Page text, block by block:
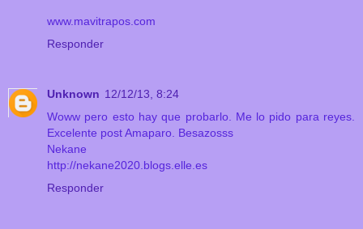
www.mavitrapos.com
Responder
Unknown 12/12/13, 8:24
Woww pero esto hay que probarlo. Me lo pido para reyes.
Excelente post Amaparo. Besazosss
Nekane
http://nekane2020.blogs.elle.es
Responder